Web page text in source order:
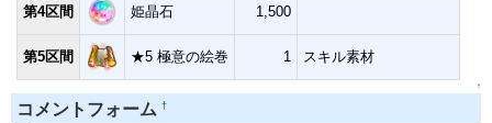
第4区間 姫晶石 1,500
第5区間 ★5 極意の絵巻 1 スキル素材
↑
コメントフォーム †